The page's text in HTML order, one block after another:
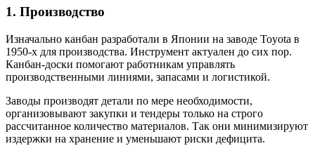
1. Производство
Изначально канбан разработали в Японии на заводе Toyota в
1950-х для производства. Инструмент актуален до сих пор.
Канбан-доски помогают работникам управлять
производственными линиями, запасами и логистикой.
Заводы производят детали по мере необходимости,
организовывают закупки и тендеры только на строго
рассчитанное количество материалов. Так они минимизируют
издержки на хранение и уменьшают риски дефицита.